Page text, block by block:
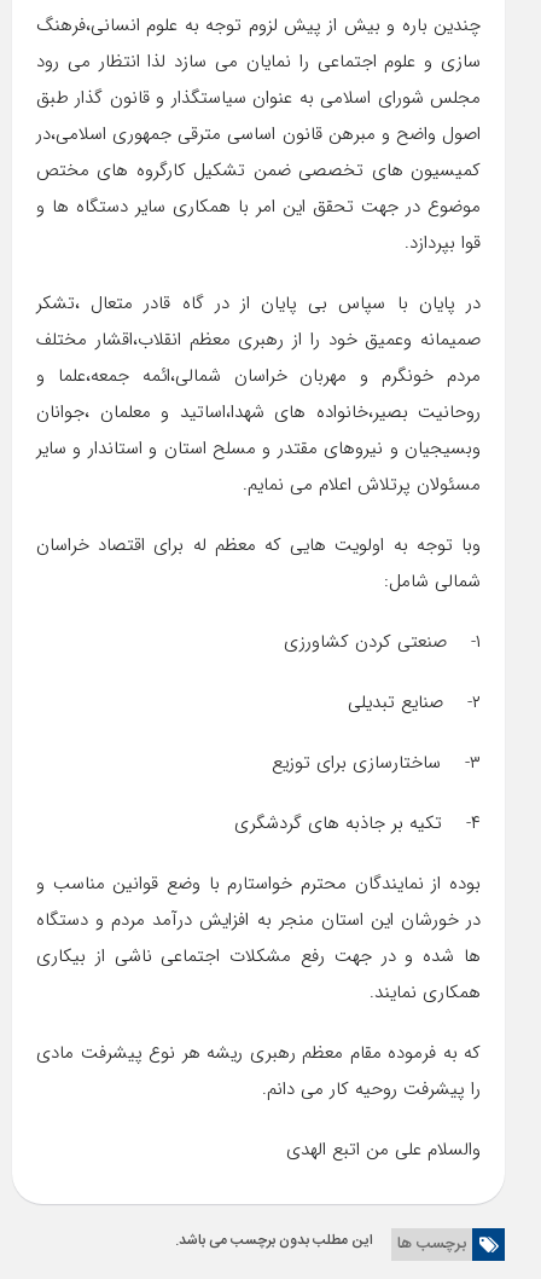
چندین باره و بیش از پیش لزوم توجه به علوم انسانی،فرهنگ
سازی و علوم اجتماعی را نمایان می سازد لذا انتظار می رود
مجلس شورای اسلامی به عنوان سیاستگذار و قانون گذار طبق
اصول واضح و مبرهن قانون اساسی مترقی جمهوری اسلامی،در
کمیسیون های تخصصی ضمن تشکیل کارگروه های مختص
موضوع در جهت تحقق این امر با همکاری سایر دستگاه ها و
قوا بپردازد.
در پایان با سپاس بی پایان از در گاه قادر متعال ،تشکر
صمیمانه وعمیق خود را از رهبری معظم انقلاب،اقشار مختلف
مردم خونگرم و مهربان خراسان شمالی،ائمه جمعه،علما و
روحانیت بصیر،خانواده های شهدا،اساتید و معلمان ،جوانان
وبسیجیان و نیروهای مقتدر و مسلح استان و استاندار و سایر
مسئولان پرتلاش اعلام می نمایم.
وبا توجه به اولویت هایی که معظم له برای اقتصاد خراسان
شمالی شامل:
۱- صنعتی کردن کشاورزی
۲- صنایع تبدیلی
۳- ساختارسازی برای توزیع
۴- تکیه بر جاذبه های گردشگری
بوده از نمایندگان محترم خواستارم با وضع قوانین مناسب و
در خورشان این استان منجر به افزایش درآمد مردم و دستگاه
ها شده و در جهت رفع مشکلات اجتماعی ناشی از بیکاری
همکاری نمایند.
که به فرموده مقام معظم رهبری ریشه هر نوع پیشرفت مادی
را پیشرفت روحیه کار می دانم.
والسلام علی من اتبع الهدی
برچسب ها این مطلب بدون برچسب می باشد.